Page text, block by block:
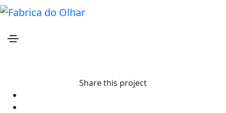
Purevision 2 HD Multifocal
Share this project